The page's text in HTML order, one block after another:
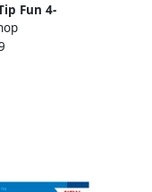
Fun 4-
pastel
blister